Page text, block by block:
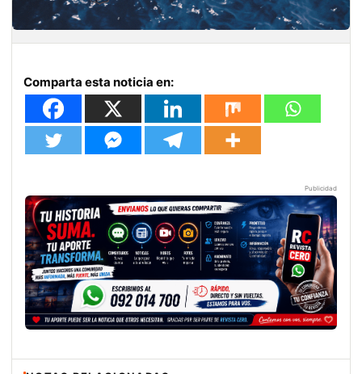
Comparta esta noticia en:
Publicidad